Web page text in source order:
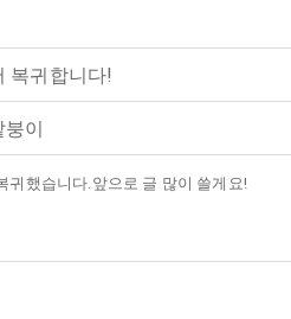
복귀합니다!
붕이
귀했습니다.앞으로 글 많이 쓸게요!